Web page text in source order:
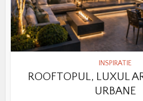
INSPIRATIE
ROOFTOPUL, LUXUL
URBANE